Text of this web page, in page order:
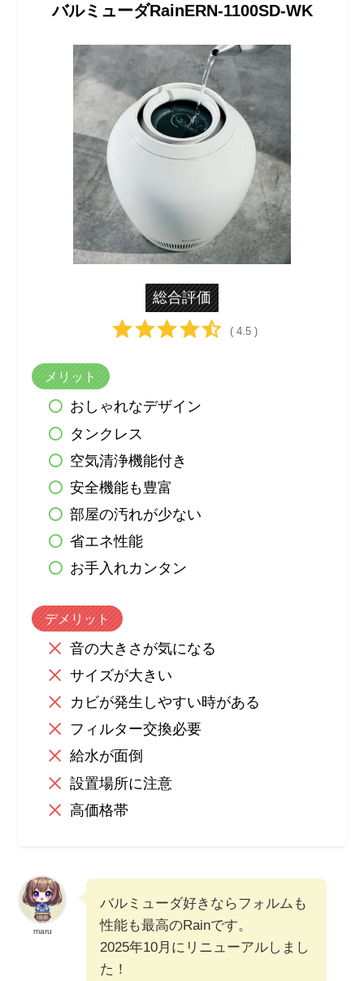
バルミューダRainERN-1100SD-WK
総合評価
( 4.5 )
メリット
おしゃれなデザイン
タンクレス
空気清浄機能付き
安全機能も豊富
部屋の汚れが少ない
省エネ性能
お手入れカンタン
デメリット
音の大きさが気になる
サイズが大きい
カビが発生しやすい時がある
フィルター交換必要
給水が面倒
設置場所に注意
高価格帯
maru
バルミューダ好きならフォルムも
性能も最高のRainです。
2025年10月にリニューアルしまし
た！